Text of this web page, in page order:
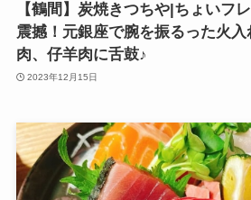
【鶴間】炭焼きつちや|ちょいフ
震撼！元銀座で腕を振るった火
肉、仔羊肉に舌鼓♪
2023年12月15日